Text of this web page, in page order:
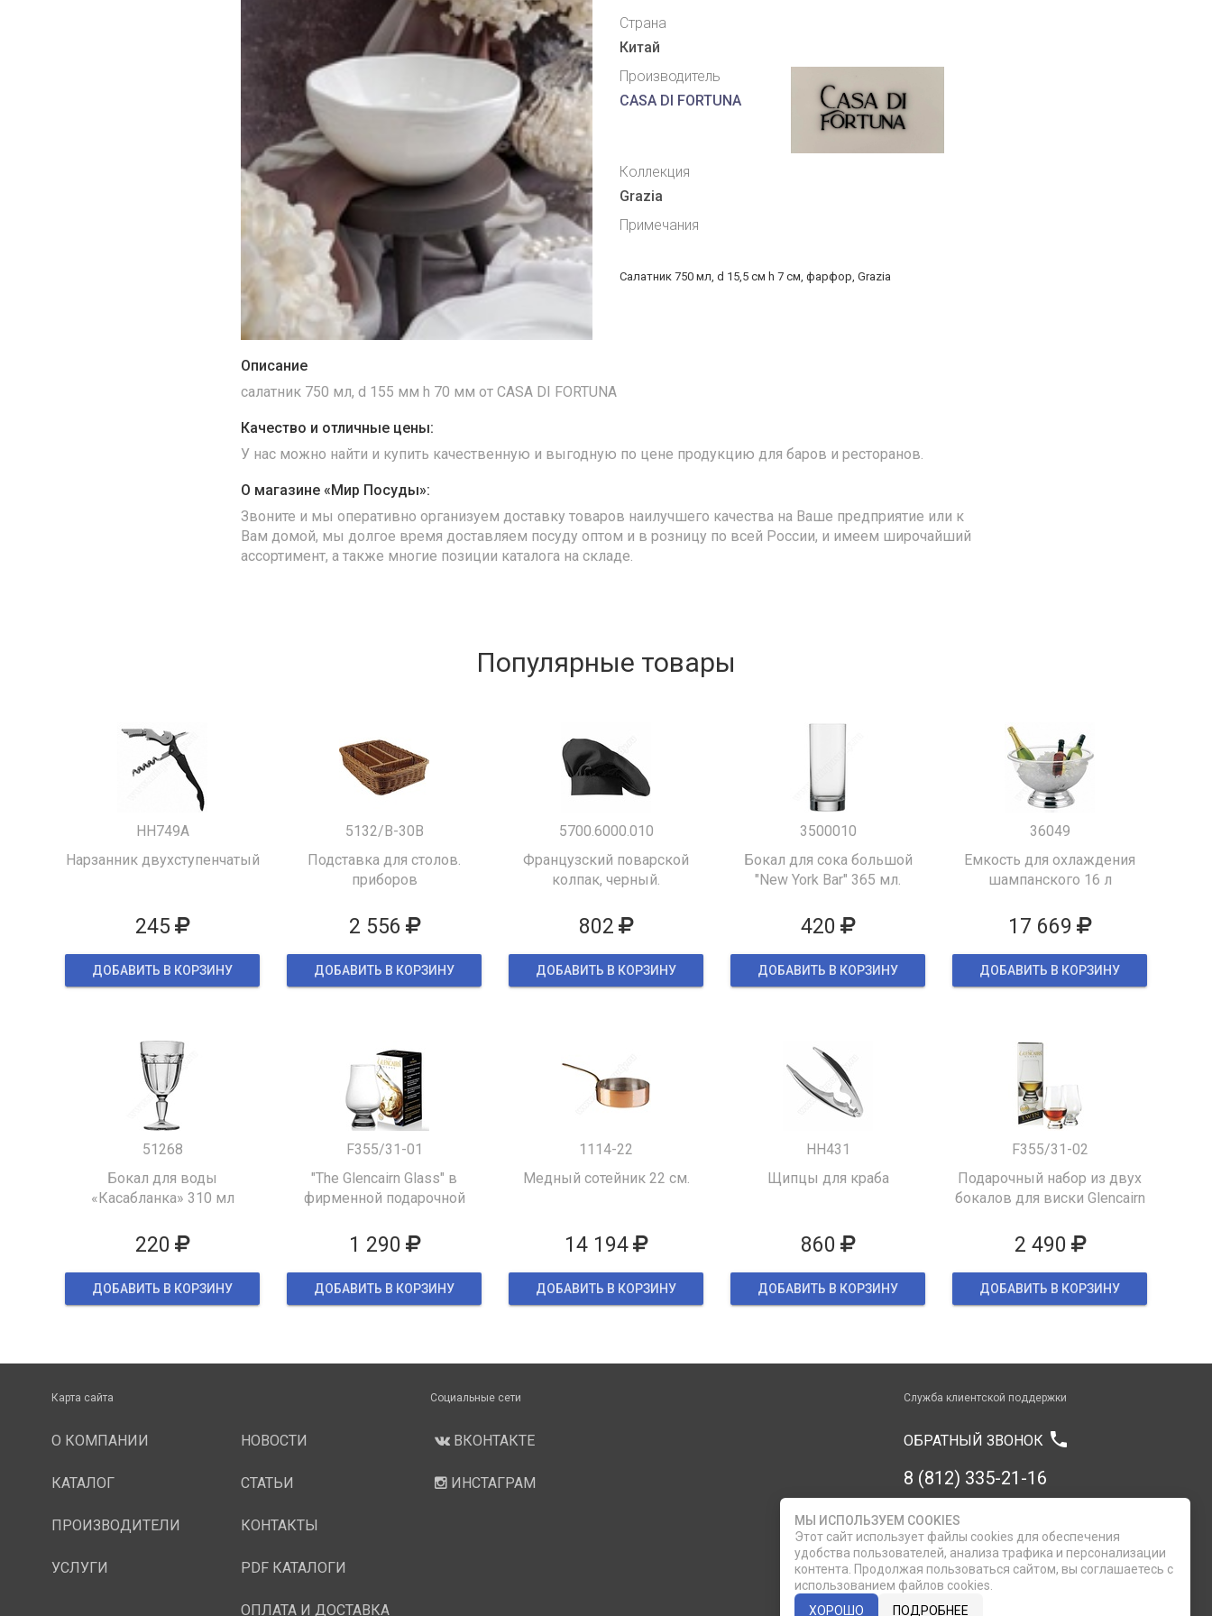
Страна
Китай
Производитель
CASA DI FORTUNA
Коллекция
Grazia
Примечания
Салатник 750 мл, d 15,5 см h 7 см, фарфор, Grazia
Описание
cалатник 750 мл, d 155 мм h 70 мм от CASA DI FORTUNA
Качество и отличные цены:
У нас можно найти и купить качественную и выгодную по цене продукцию для баров и ресторанов.
О магазине «Мир Посуды»:
Звоните и мы оперативно организуем доставку товаров наилучшего качества на Ваше предприятие или к
Вам домой, мы долгое время доставляем посуду оптом и в розницу по всей России, и имеем широчайший
ассортимент, а также многие позиции каталога на складе.
Популярные товары
HH749A
Нарзанник двухступенчатый
245
ДОБАВИТЬ В КОРЗИНУ
5132/B-30B
Подставка для столов.
приборов
2 556
ДОБАВИТЬ В КОРЗИНУ
5700.6000.010
Французский поварской
колпак, черный.
802
ДОБАВИТЬ В КОРЗИНУ
3500010
Бокал для сока большой
"New York Bar" 365 мл.
420
ДОБАВИТЬ В КОРЗИНУ
36049
Емкость для охлаждения
шампанского 16 л
17 669
ДОБАВИТЬ В КОРЗИНУ
51268
Бокал для воды
«Касабланка» 310 мл
220
ДОБАВИТЬ В КОРЗИНУ
F355/31-01
"The Glencairn Glass" в
фирменной подарочной
1 290
ДОБАВИТЬ В КОРЗИНУ
1114-22
Медный сотейник 22 см.
14 194
ДОБАВИТЬ В КОРЗИНУ
HH431
Щипцы для краба
860
ДОБАВИТЬ В КОРЗИНУ
F355/31-02
Подарочный набор из двух
бокалов для виски Glencairn
2 490
ДОБАВИТЬ В КОРЗИНУ
Карта сайта
О КОМПАНИИ
КАТАЛОГ
ПРОИЗВОДИТЕЛИ
УСЛУГИ
НОВОСТИ
СТАТЬИ
КОНТАКТЫ
PDF КАТАЛОГИ
ОПЛАТА И ДОСТАВКА
Социальные сети
ВКОНТАКТЕ
ИНСТАГРАМ
Служба клиентской поддержки
ОБРАТНЫЙ ЗВОНОК phone
8 (812) 335-21-16
8 (812) 335-21-17
7 (911) 947-43-48
МЫ ИСПОЛЬЗУЕМ COOKIES
Этот сайт использует файлы cookies для обеспечения
удобства пользователей, анализа трафика и персонализации
контента. Продолжая пользоваться сайтом, вы соглашаетесь с
использованием файлов cookies.
ХОРОШО
ПОДРОБНЕЕ